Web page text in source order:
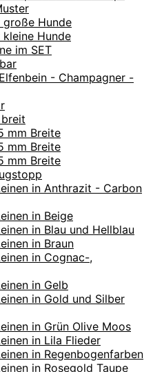
große Hunde
kleine Hunde
im SET
- Champagner -
mm Breite
mm Breite
mm Breite
in Anthrazit - Carbon
in Beige
in Blau und Hellblau
in Braun
in Cognac-,
in Gelb
in Gold und Silber
in Grün Olive Moos
in Lila Flieder
in Regenbogenfarben
in Rosegold Taupe